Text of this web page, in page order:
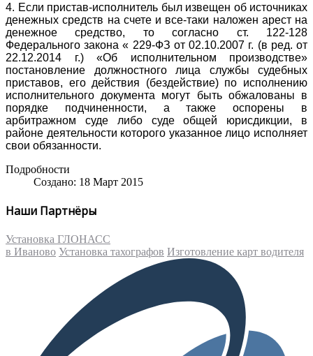
4. Если пристав-исполнитель был извещен об источниках
денежных средств на счете и все-таки наложен арест на
денежное средство, то согласно ст. 122-128
Федерального закона « 229-ФЗ от 02.10.2007 г. (в ред. от
22.12.2014 г.) «Об исполнительном производстве»
постановление должностного лица службы судебных
приставов, его действия (бездействие) по исполнению
исполнительного документа могут быть обжалованы в
порядке подчиненности, а также оспорены в
арбитражном суде либо суде общей юрисдикции, в
районе деятельности которого указанное лицо исполняет
свои обязанности.
Подробности
Создано: 18 Март 2015
Наши Партнёры
Установка ГЛОНАСС
в Иваново Установка тахографов Изготовление карт водителя